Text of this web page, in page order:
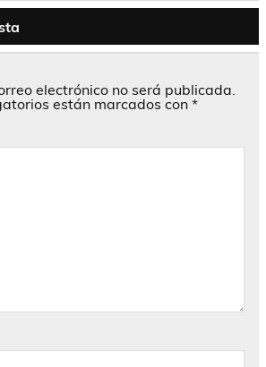
electrónico no será publicada.
están marcados con *